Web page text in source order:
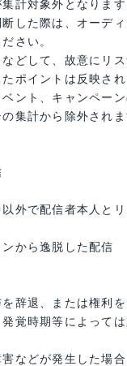
計対象外となります
した際は、オーデ
さい。
どして、故意にリ
ポイントは反映され
ント、キャンペー
集計から除外されま
外で配信者本人と
から逸脱した配信
辞退、または権利
覚時期等によって
などが発生した場